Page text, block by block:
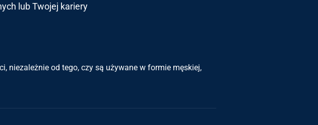
lub Twojej kariery
niezależnie od tego, czy są używane w formie męskiej,